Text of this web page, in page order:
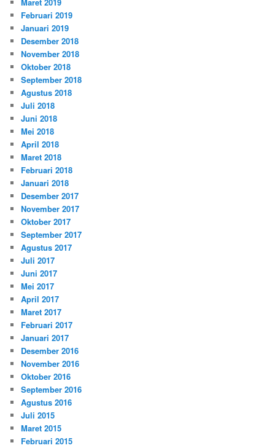
Februari 2019
Januari 2019
Desember 2018
November 2018
Oktober 2018
September 2018
Agustus 2018
Juli 2018
Juni 2018
Mei 2018
April 2018
Maret 2018
Februari 2018
Januari 2018
Desember 2017
November 2017
Oktober 2017
September 2017
Agustus 2017
Juli 2017
Juni 2017
Mei 2017
April 2017
Maret 2017
Februari 2017
Januari 2017
Desember 2016
November 2016
Oktober 2016
September 2016
Agustus 2016
Juli 2015
Maret 2015
Februari 2015